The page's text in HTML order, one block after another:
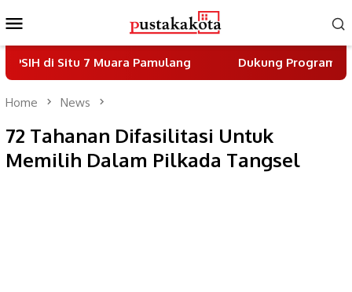
to
contentMenu
7 Muara Pamulang Dukung Program Indonesia
Home News
72 Tahanan Difasilitasi Untuk
Memilih Dalam Pilkada Tangsel